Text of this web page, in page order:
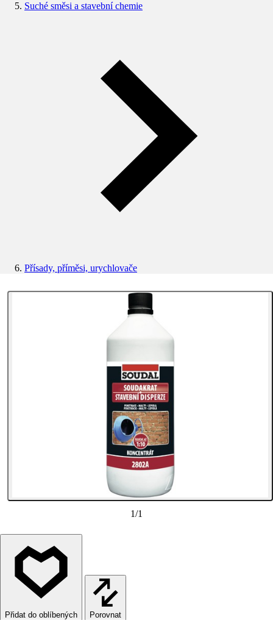
Suché směsi a stavební chemie
Přísady, příměsi, urychlovače
1/1
Porovnat